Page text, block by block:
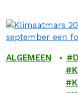
ALGEMEEN